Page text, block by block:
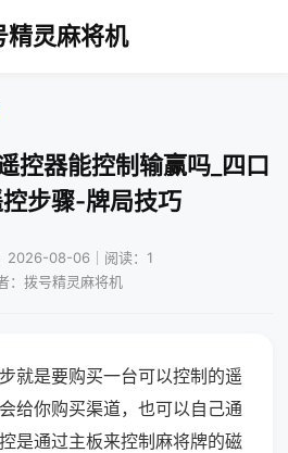
精灵麻将机
控器能控制输赢吗_四口
步骤-牌局技巧
2026-08-06｜阅读：1
：拨号精灵麻将机
就是要购买一台可以控制的遥
给你购买渠道，也可以自己通
是通过主板来控制麻将牌的磁